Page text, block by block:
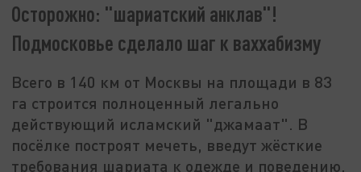
Осторожно: "шариатский анклав"!
Подмосковье сделало шаг к ваххабизму
Всего в 140 км от Москвы на площади в 83
га строится полноценный легально
действующий исламский "джамаат". В
посёлке построят мечеть, введут жёсткие
требования шариата к одежде и поведению,